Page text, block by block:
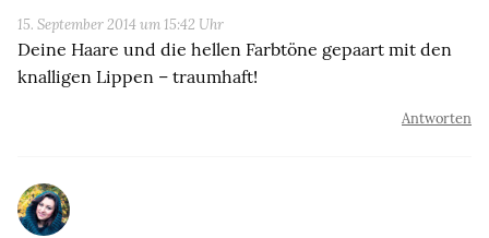
15. September 2014 um 15:42 Uhr
Deine Haare und die hellen Farbtöne gepaart mit den
knalligen Lippen – traumhaft!
Antworten